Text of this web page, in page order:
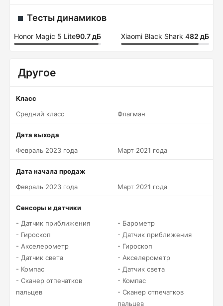
Тесты динамиков
Honor Magic 5 Lite90.7 дБ Xiaomi Black Shark 482 дБ
Другое
Класс
Средний класс
Флагман
Дата выхода
Февраль 2023 года
Март 2021 года
Дата начала продаж
Февраль 2023 года
Март 2021 года
Сенсоры и датчики
- Датчик приближения
- Гироскоп
- Акселерометр
- Датчик света
- Компас
- Сканер отпечатков
пальцев
- Барометр
- Датчик приближения
- Гироскоп
- Акселерометр
- Датчик света
- Компас
- Сканер отпечатков
пальцев